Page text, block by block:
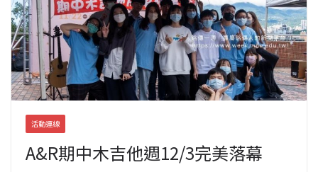
活動連線
A&R期中木吉他週12/3完美落幕